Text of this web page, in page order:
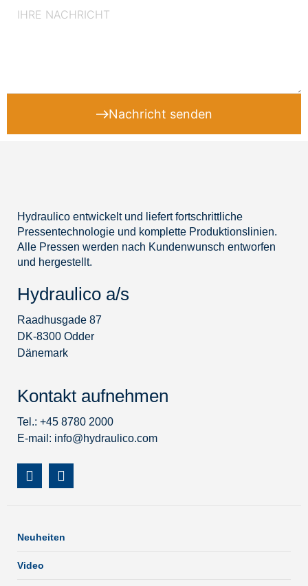
Nachricht senden
Hydraulico entwickelt und liefert fortschrittliche
Pressentechnologie und komplette Produktionslinien.
Alle Pressen werden nach Kundenwunsch entworfen
und hergestellt.
Hydraulico a/s
Raadhusgade 87
DK-8300 Odder
Dänemark
Kontakt aufnehmen
Tel.: +45 8780 2000
E-mail: info@hydraulico.com
Neuheiten
Video